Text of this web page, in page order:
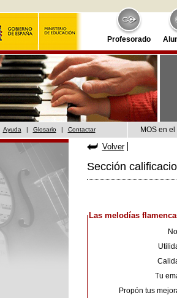
Profesorado
Ayuda | Glosario | Contactar MOS en
Volver
Sección
Las melodías
Tu
Propón tus